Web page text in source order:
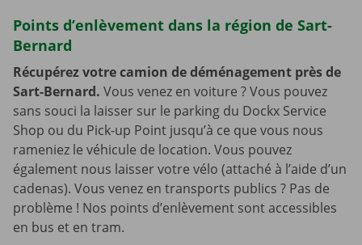
Points d’enlèvement dans la région de Sart-
Bernard
Récupérez votre camion de déménagement près de
Sart-Bernard. Vous venez en voiture ? Vous pouvez
sans souci la laisser sur le parking du Dockx Service
Shop ou du Pick-up Point jusqu’à ce que vous nous
rameniez le véhicule de location. Vous pouvez
également nous laisser votre vélo (attaché à l’aide d’un
cadenas). Vous venez en transports publics ? Pas de
problème ! Nos points d’enlèvement sont accessibles
en bus et en tram.